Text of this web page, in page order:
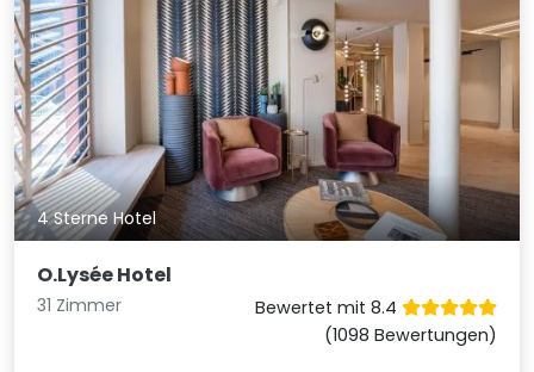
4 Sterne Hotel
O.Lysée Hotel
31 Zimmer
Bewertet mit 8.4
(1098 Bewertungen)